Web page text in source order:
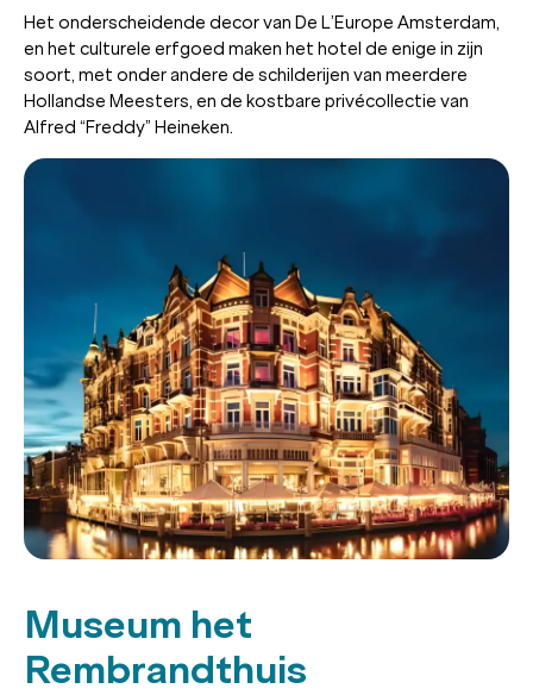
Het onderscheidende decor van De L’Europe Amsterdam,
en het culturele erfgoed maken het hotel de enige in zijn
soort, met onder andere de schilderijen van meerdere
Hollandse Meesters, en de kostbare privécollectie van
Alfred “Freddy” Heineken.
Museum het
Rembrandthuis